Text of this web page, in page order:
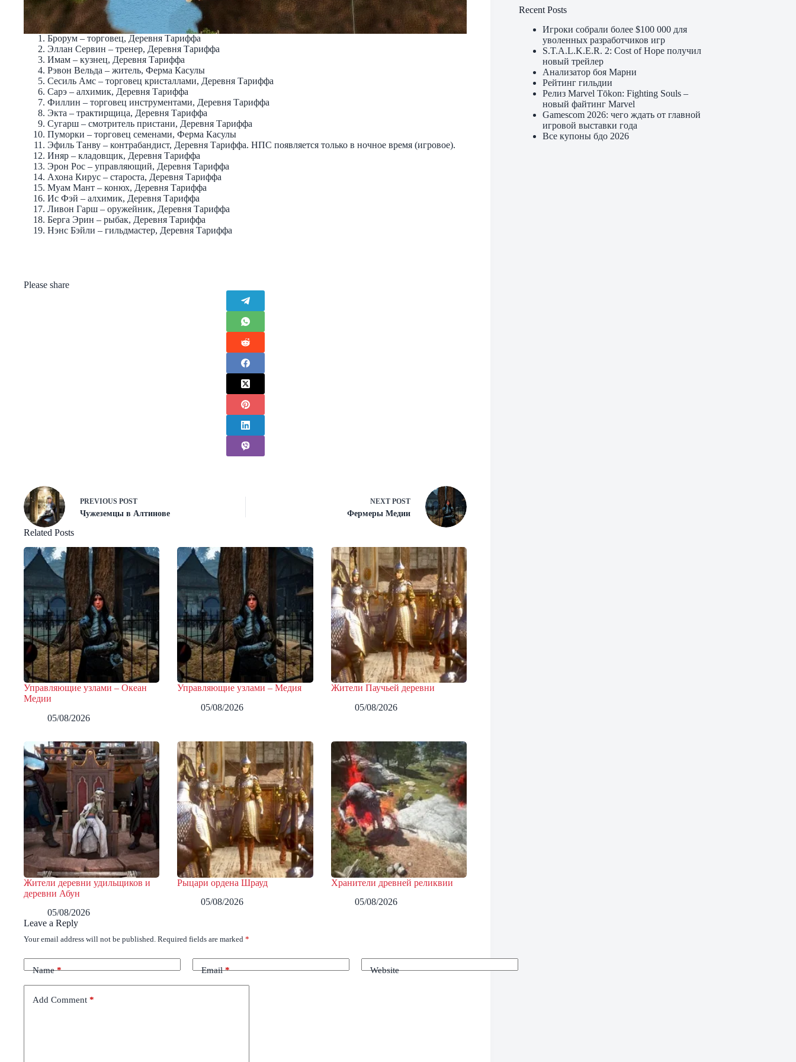
Брорум – торговец, Деревня Тариффа
Эллан Сервин – тренер, Деревня Тариффа
Имам – кузнец, Деревня Тариффа
Рэвон Вельда – житель, Ферма Касулы
Сесиль Амс – торговец кристаллами, Деревня Тариффа
Сарэ – алхимик, Деревня Тариффа
Филлин – торговец инструментами, Деревня Тариффа
Экта – трактирщица, Деревня Тариффа
Сугарш – смотритель пристани, Деревня Тариффа
Пуморки – торговец семенами, Ферма Касулы
Эфиль Танву – контрабандист, Деревня Тариффа. НПС появляется только в ночное время (игровое).
Иняр – кладовщик, Деревня Тариффа
Эрон Рос – управляющий, Деревня Тариффа
Ахона Кирус – староста, Деревня Тариффа
Муам Мант – конюх, Деревня Тариффа
Ис Фэй – алхимик, Деревня Тариффа
Ливон Гарш – оружейник, Деревня Тариффа
Берга Эрин – рыбак, Деревня Тариффа
Нэнс Бэйли – гильдмастер, Деревня Тариффа
Please share
PREVIOUS POST
Чужеземцы в Алтинове
NEXT POST
Фермеры Медии
Related Posts
Управляющие узлами – Океан
Медии
05/08/2026
Управляющие узлами – Медия
05/08/2026
Жители Паучьей деревни
05/08/2026
Жители деревни удильщиков и
деревни Абун
05/08/2026
Рыцари ордена Шрауд
05/08/2026
Хранители древней реликвии
05/08/2026
Leave a Reply
Your email address will not be published. Required fields are marked *
Name* Email* Website
Add Comment *
Recent Posts
Игроки собрали более $100 000 для
уволенных разработчиков игр
S.T.A.L.K.E.R. 2: Cost of Hope получил
новый трейлер
Анализатор боя Марни
Рейтинг гильдии
Релиз Marvel Tōkon: Fighting Souls –
новый файтинг Marvel
Gamescom 2026: чего ждать от главной
игровой выставки года
Все купоны бдо 2026